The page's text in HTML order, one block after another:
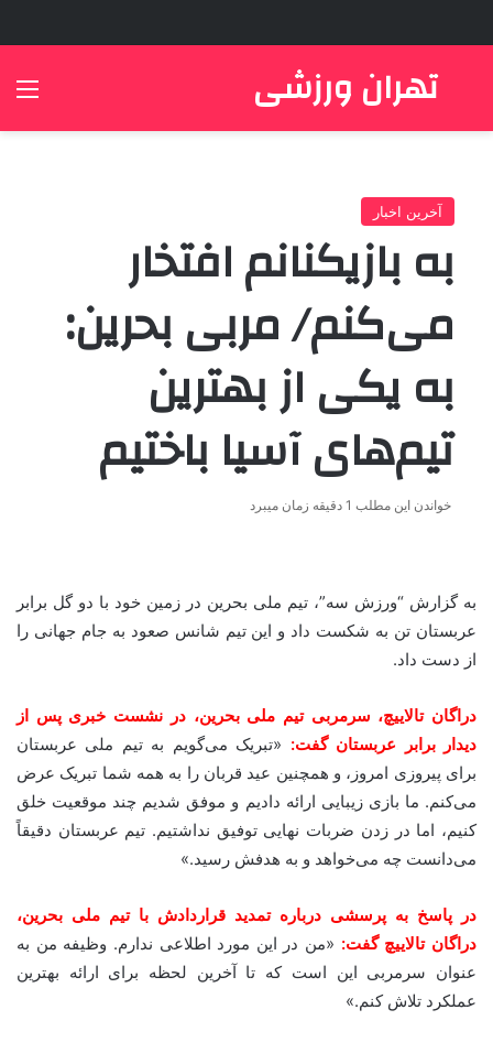
تهران ورزشی
جستجو برای
آخرین اخبار
به بازیکنانم افتخار
می‌کنم/ مربی بحرین:
به یکی از بهترین
تیم‌های آسیا باختیم
خواندن این مطلب 1 دقیقه زمان میبرد
به گزارش “ورزش سه”، تیم ملی بحرین در زمین خود با دو گل برابر
عربستان تن به شکست داد و این تیم شانس صعود به جام جهانی را
از دست داد.
دراگان تالاییچ، سرمربی تیم ملی بحرین، در نشست خبری پس از
دیدار برابر عربستان گفت: «تبریک می‌گویم به تیم ملی عربستان
برای پیروزی امروز، و همچنین عید قربان را به همه شما تبریک عرض
می‌کنم. ما بازی زیبایی ارائه دادیم و موفق شدیم چند موقعیت خلق
کنیم، اما در زدن ضربات نهایی توفیق نداشتیم. تیم عربستان دقیقاً
می‌دانست چه می‌خواهد و به هدفش رسید.»
در پاسخ به پرسشی درباره تمدید قراردادش با تیم ملی بحرین،
دراگان تالاییچ گفت: «من در این مورد اطلاعی ندارم. وظیفه من به
عنوان سرمربی این است که تا آخرین لحظه برای ارائه بهترین
عملکرد تلاش کنم.»